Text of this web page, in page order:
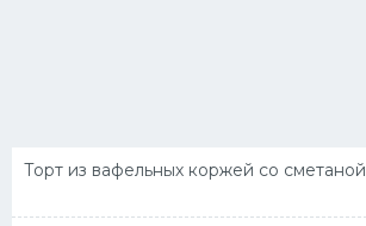
Торт из вафельных коржей со сметаной